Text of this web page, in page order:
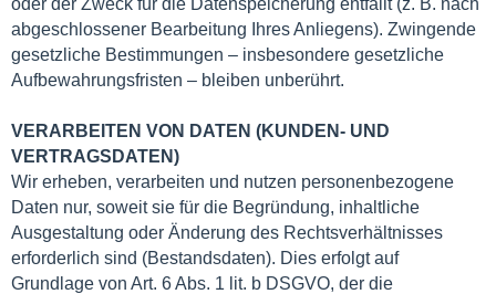
oder der Zweck für die Datenspeicherung entfällt (z. B. nach
abgeschlossener Bearbeitung Ihres Anliegens). Zwingende
gesetzliche Bestimmungen – insbesondere gesetzliche
Aufbewahrungsfristen – bleiben unberührt.
VERARBEITEN VON DATEN (KUNDEN- UND
VERTRAGSDATEN)
Wir erheben, verarbeiten und nutzen personenbezogene
Daten nur, soweit sie für die Begründung, inhaltliche
Ausgestaltung oder Änderung des Rechtsverhältnisses
erforderlich sind (Bestandsdaten). Dies erfolgt auf
Grundlage von Art. 6 Abs. 1 lit. b DSGVO, der die